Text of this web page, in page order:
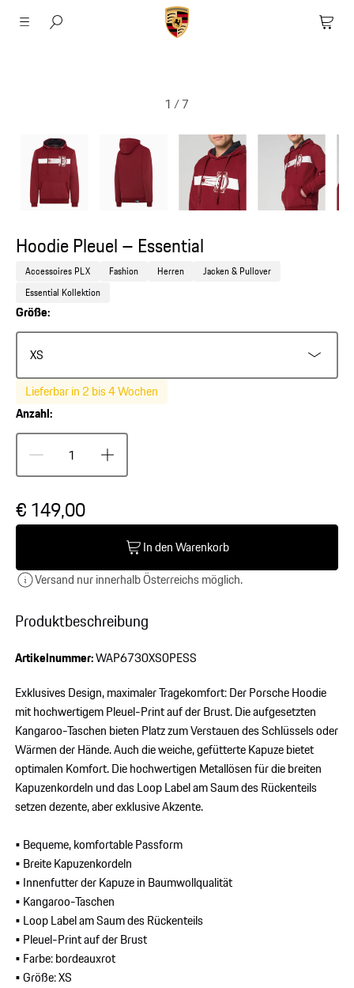
1 /7
Produktbeschreibung
Artikelnummer:WAP6730XS0PESS
Exklusives Design, maximaler Tragekomfort: Der Porsche Hoodie
mit hochwertigem Pleuel-Print auf der Brust. Die aufgesetzten
Kangaroo-Taschen bieten Platz zum Verstauen des Schlüssels oder
Wärmen der Hände. Auch die weiche, gefütterte Kapuze bietet
optimalen Komfort. Die hochwertigen Metallösen für die breiten
Kapuzenkordeln und das Loop Label am Saum des Rückenteils
setzen dezente, aber exklusive Akzente.
• Bequeme, komfortable Passform
• Breite Kapuzenkordeln
• Innenfutter der Kapuze in Baumwollqualität
• Kangaroo-Taschen
• Loop Label am Saum des Rückenteils
• Pleuel-Print auf der Brust
• Farbe: bordeauxrot
• Größe: XS
Hoodie Pleuel – Essential
Accessoires PLX Fashion Herren
Jacken & Pullover
Essential Kollektion
Größe:
XS
Lieferbar in 2 bis 4 Wochen
Anzahl:
€ 149,00
In den Warenkorb
Versand nur innerhalb Österreichs möglich.